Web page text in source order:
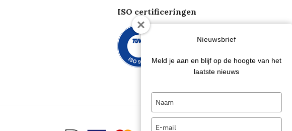
ISO certificeringen
Nieuwsbrief
Meld je aan en blijf op de hoogte van het
laatste nieuws
name